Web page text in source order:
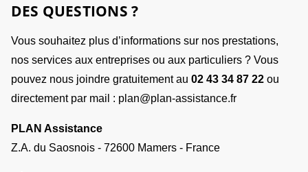
DES QUESTIONS ?
Vous souhaitez plus d’informations sur nos prestations,
nos services aux entreprises ou aux particuliers ? Vous
pouvez nous joindre gratuitement au 02 43 34 87 22 ou
directement par mail : plan@plan-assistance.fr
PLAN Assistance
Z.A. du Saosnois - 72600 Mamers - France